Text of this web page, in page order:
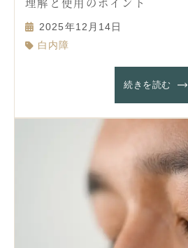
2025年12月14日
白内障
続きを読む